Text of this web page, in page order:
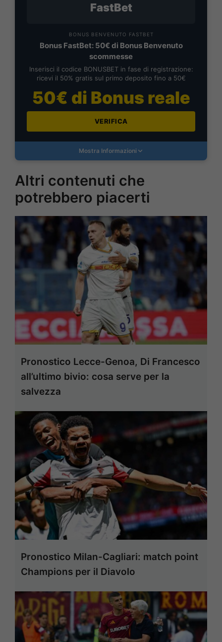
FastBet
BONUS BENVENUTO FASTBET
Bonus FastBet: 50€ di Bonus Benvenuto
scommesse
Inserisci il codice BONUSBET in fase di registrazione:
ricevi il 50% gratis sul primo deposito fino a 50€
50€ di Bonus reale
VERIFICA
Mostra Informazioni
Altri contenuti che
potrebbero piacerti
Pronostico Lecce-Genoa, Di Francesco
all’ultimo bivio: cosa serve per la
salvezza
Pronostico Milan-Cagliari: match point
Champions per il Diavolo